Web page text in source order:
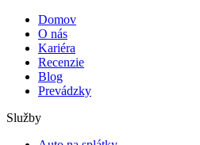
Domov
O nás
Kariéra
Recenzie
Blog
Prevádzky
Služby